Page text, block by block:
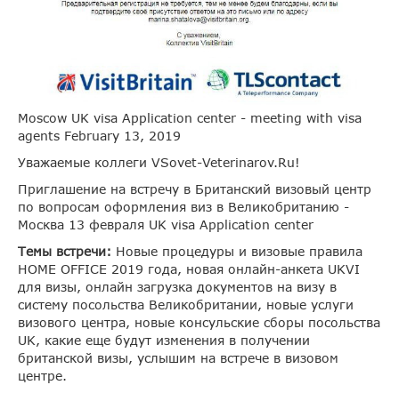
Moscow UK visa Application center - meeting with visa
agents February 13, 2019
Уважаемые коллеги VSovet-Veterinarov.Ru!
Приглашение на встречу в Британский визовый центр
по вопросам оформления виз в Великобританию -
Москва 13 февраля UK visa Application center
Темы встречи: Новые процедуры и визовые правила
HOME OFFICE 2019 года, новая онлайн-анкета UKVI
для визы, онлайн загрузка документов на визу в
систему посольства Великобритании, новые услуги
визового центра, новые консульские сборы посольства
UK, какие еще будут изменения в получении
британской визы, услышим на встрече в визовом
центре.